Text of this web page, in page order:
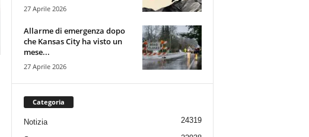
27 Aprile 2026
Allarme di emergenza dopo
che Kansas City ha visto un
mese...
27 Aprile 2026
Categoria
Notizia 24319